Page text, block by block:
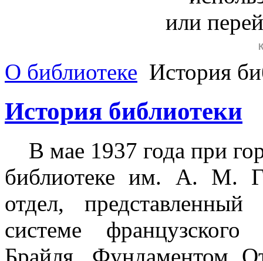
или
О библиотеке История
История библиотеки
В мае 1937 года при
библиотеке им. А. М.
отдел,
системе